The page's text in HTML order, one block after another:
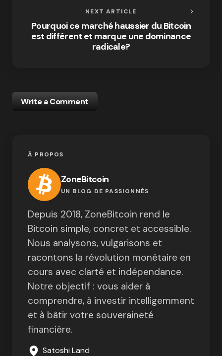
NEXT ARTICLE
Pourquoi ce marché haussier du Bitcoin
est différent et marque une dominance
radicale?
Write a Comment
À PROPOS
ZoneBitcoin
UN BLOG DE PASSIONNÉS
Depuis 2018, ZoneBitcoin rend le
Bitcoin simple, concret et accessible.
Nous analysons, vulgarisons et
racontons la révolution monétaire en
cours avec clarté et indépendance.
Notre objectif : vous aider à
comprendre, à investir intelligemment
et à bâtir votre souveraineté
financière.
Satoshi Land